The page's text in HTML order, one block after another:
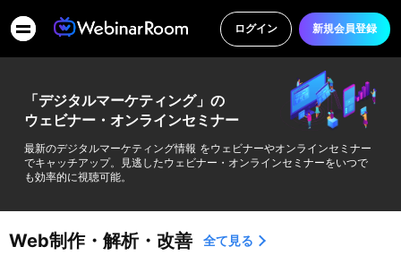
ログイン 新規会員登録
「デジタルマーケティング」の
ウェビナー・オンラインセミナー
最新のデジタルマーケティング情報 をウェビナーやオンラインセミナー
でキャッチアップ。見逃したウェビナー・オンラインセミナーをいつで
も効率的に視聴可能。
Web制作・解析・改善 全て見る